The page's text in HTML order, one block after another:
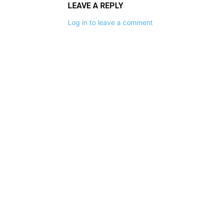
LEAVE A REPLY
Log in to leave a comment